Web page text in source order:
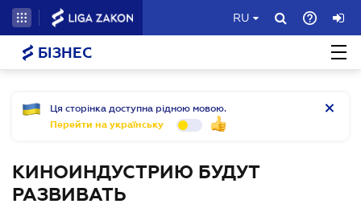
RU
БІЗНЕС
Ця сторінка доступна рідною мовою.
Перейти на українську
КИНОИНДУСТРИЮ БУДУТ
РАЗВИВАТЬ